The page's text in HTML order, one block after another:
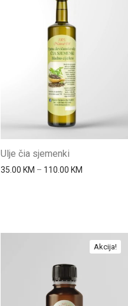
Ulje čia sjemenki
35.00 KM – 110.00 KM
Akcija!